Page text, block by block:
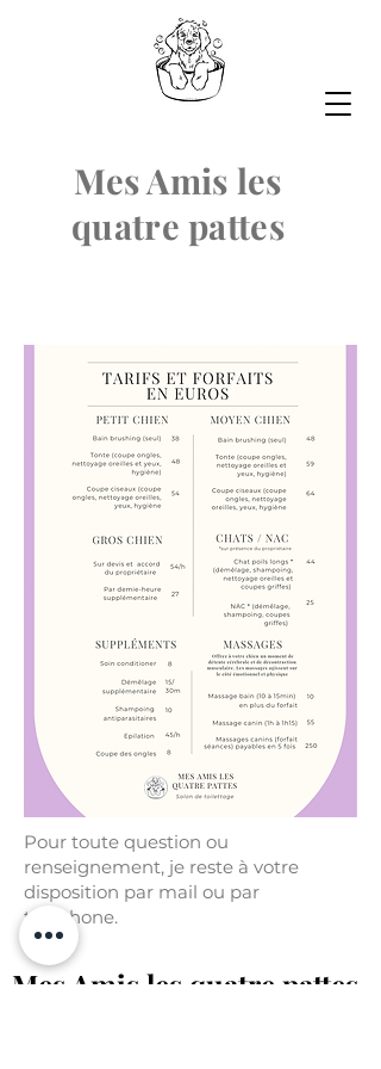
Mes Amis les
quatre pattes
Pour toute question ou
renseignement, je reste à votre
disposition par mail ou par
téléphone.
Mes Amis les quatre pattes